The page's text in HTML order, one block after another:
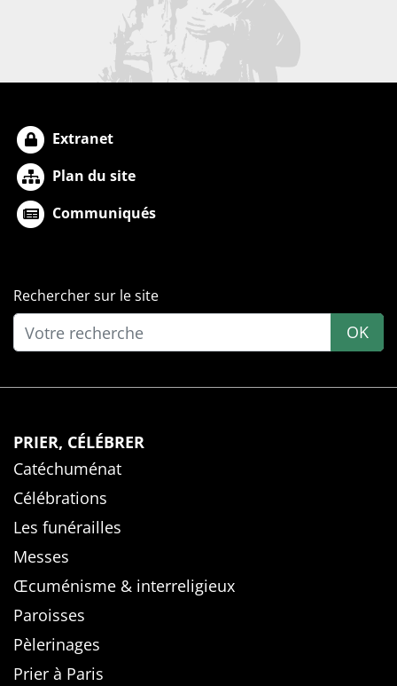
Extranet
Plan du site
Communiqués
Rechercher sur le site
OK
PRIER, CÉLÉBRER
Catéchuménat
Célébrations
Les funérailles
Messes
Œcuménisme & interreligieux
Paroisses
Pèlerinages
Prier à Paris